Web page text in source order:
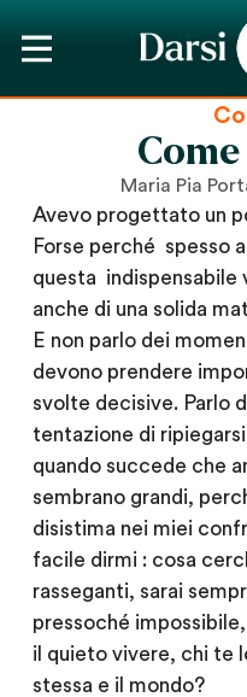
Maria Pia
Avevo progettato un
Forse perché spesso
questa indispensabile
anche di una solida
E non parlo dei
devono prendere
svolte decisive. Parlo
tentazione di
quando succede che
sembrano grandi,
disistima nei miei
facile dirmi : cosa
rasseganti, sarai
pressoché
il quieto vivere, chi te
stessa e il mondo?